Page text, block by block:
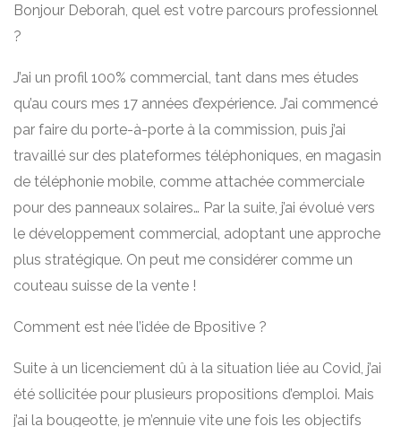
Bonjour Deborah, quel est votre parcours professionnel
?
J’ai un profil 100% commercial, tant dans mes études
qu’au cours mes 17 années d’expérience. J’ai commencé
par faire du porte-à-porte à la commission, puis j’ai
travaillé sur des plateformes téléphoniques, en magasin
de téléphonie mobile, comme attachée commerciale
pour des panneaux solaires… Par la suite, j’ai évolué vers
le développement commercial, adoptant une approche
plus stratégique. On peut me considérer comme un
couteau suisse de la vente !
Comment est née l’idée de Bpositive ?
Suite à un licenciement dû à la situation liée au Covid, j’ai
été sollicitée pour plusieurs propositions d’emploi. Mais
j’ai la bougeotte, je m’ennuie vite une fois les objectifs